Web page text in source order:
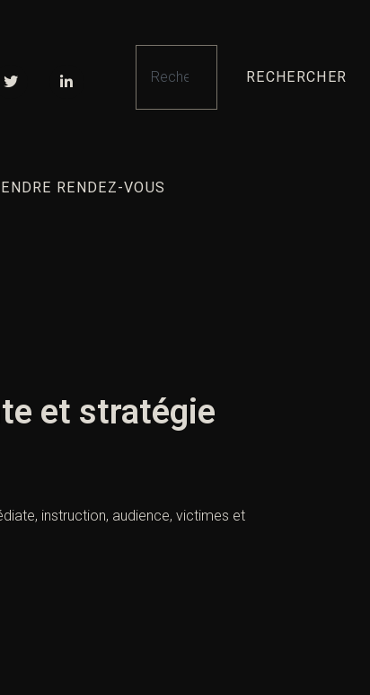
RECHERCHER
RENDEZ-VOUS
et stratégie
instruction, audience, victimes et